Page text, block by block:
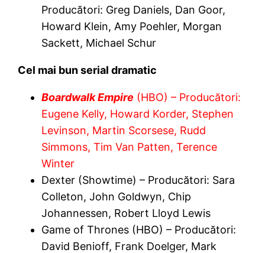
Producători: Greg Daniels, Dan Goor,
Howard Klein, Amy Poehler, Morgan
Sackett, Michael Schur
Cel mai bun serial dramatic
Boardwalk Empire (HBO) – Producători:
Eugene Kelly, Howard Korder, Stephen
Levinson, Martin Scorsese, Rudd
Simmons, Tim Van Patten, Terence
Winter
Dexter (Showtime) – Producători: Sara
Colleton, John Goldwyn, Chip
Johannessen, Robert Lloyd Lewis
Game of Thrones (HBO) – Producători:
David Benioff, Frank Doelger, Mark